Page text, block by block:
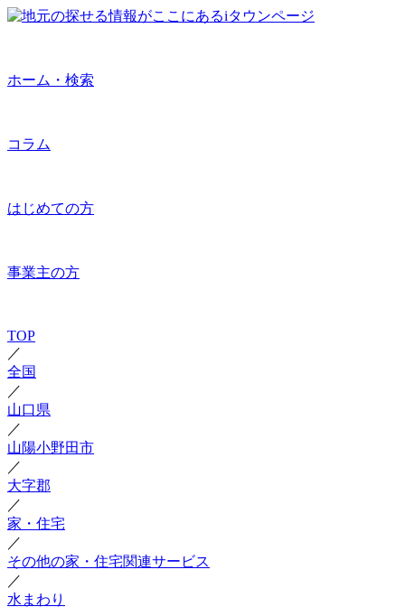
ホーム・検索
コラム
はじめての方
事業主の方
TOP
／
全国
／
山口県
／
山陽小野田市
／
大字郡
／
家・住宅
／
その他の家・住宅関連サービス
／
水まわり